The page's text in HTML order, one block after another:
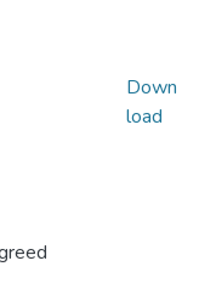
Down
load